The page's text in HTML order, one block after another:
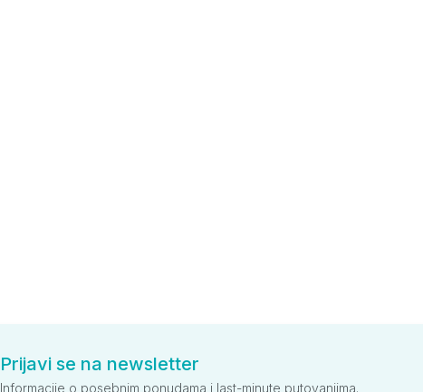
Prijavi se na newsletter
Informacije o posebnim ponudama i last-minute putovanjima.